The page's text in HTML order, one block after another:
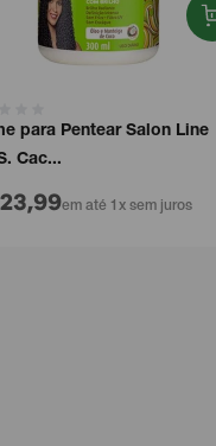
para Pentear Salon Line
em até 1x sem juros